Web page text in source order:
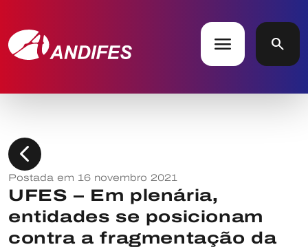
menu search
chevron_left
Postada em 16 novembro 2021
UFES – Em plenária,
entidades se posicionam
contra a fragmentação da